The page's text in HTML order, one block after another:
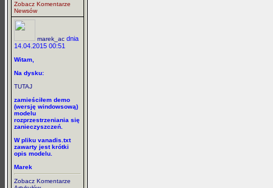
Zobacz Komentarze
Newsów
marek_ac dnia
14.04.2015 00:51
Witam,
Na dysku:
TUTAJ
zamieściłem demo
(wersję windowsową)
modelu
rozprzestrzeniania się
zanieczyszczeń.
W pliku vanadis.txt
zawarty jest krótki
opis modelu.
Marek
Zobacz Komentarze